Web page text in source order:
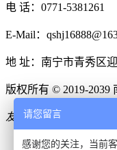
电 话： 0771-5381261
E-Mail：
地 址：南宁市青秀区
版权所有 © 2019-2039
友情链接：
0771-5381261
请您留言
感谢您的关注，当前